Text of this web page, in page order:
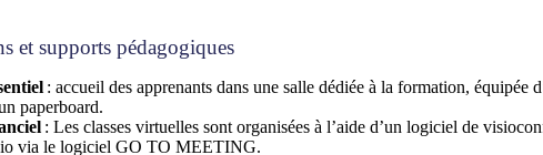
et supports pédagogiques
: accueil des apprenants dans une salle dédiée à la formation, équipée
paperboard.
: Les classes virtuelles sont organisées à l’aide d’un logiciel de
via le logiciel GO TO MEETING.